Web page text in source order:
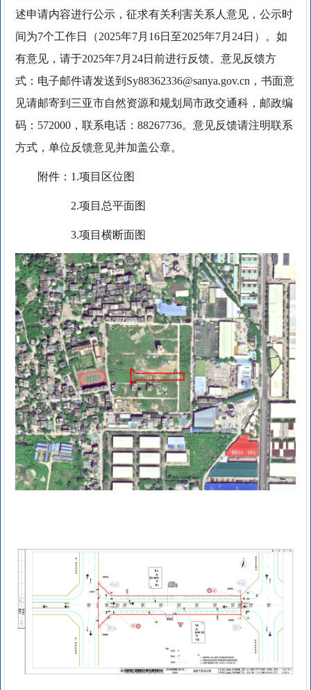
述申请内容进行公示，征求有关利害关系人意见，公示时
间为7个工作日（2025年7月16日至2025年7月24日）。如
有意见，请于2025年7月24日前进行反馈。意见反馈方
式：电子邮件请发送到Sy88362336@sanya.gov.cn，书面意
见请邮寄到三亚市自然资源和规划局市政交通科，邮政编
码：572000，联系电话：88267736。意见反馈请注明联系
方式，单位反馈意见并加盖公章。
附件：1.项目区位图
2.项目总平面图
3.项目横断面图